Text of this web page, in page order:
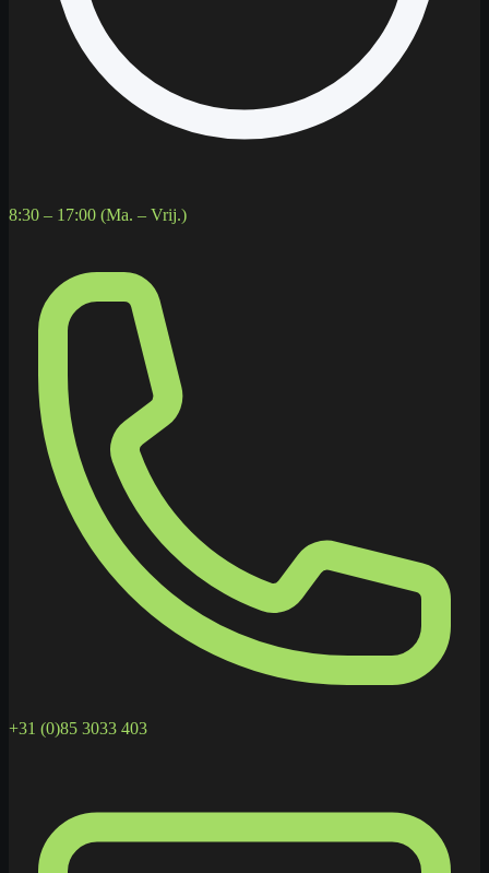
8:30 – 17:00 (Ma. – Vrij.)
+31 (0)85 3033 403